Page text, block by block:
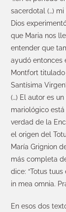
sacerdotal (…)
Dios
que Maria nos
entender que
ayudó entonces
Montfort titulado
Santísima
(…) El autor es
mariológico
verdad de la
el origen del
María Grignion
más completa
dice: “Totus
in mea omnia.
En esos dos